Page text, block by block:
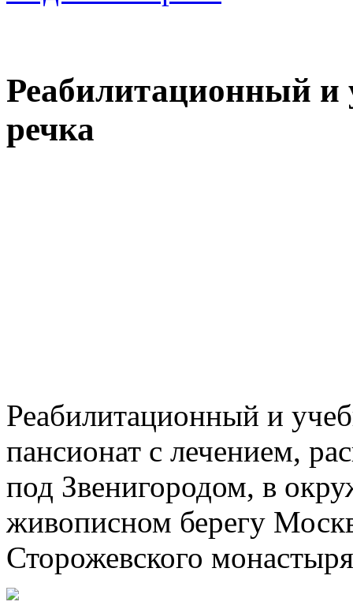
Реабилитационный и
речка
Реабилитационный и
пансионат с лечением,
под Звенигородом, в
живописном берегу
Сторожевского